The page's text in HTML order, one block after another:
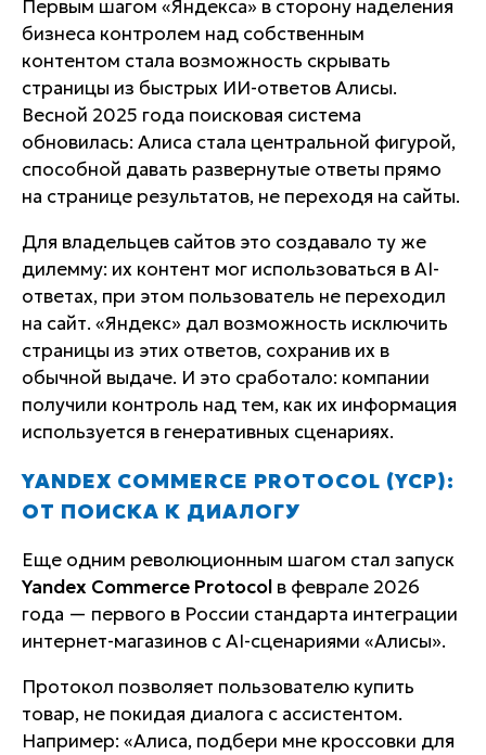
Первым шагом «Яндекса» в сторону наделения
бизнеса контролем над собственным
контентом стала возможность скрывать
страницы из быстрых ИИ-ответов Алисы.
Весной 2025 года поисковая система
обновилась: Алиса стала центральной фигурой,
способной давать развернутые ответы прямо
на странице результатов, не переходя на сайты.
Для владельцев сайтов это создавало ту же
дилемму: их контент мог использоваться в AI-
ответах, при этом пользователь не переходил
на сайт. «Яндекс» дал возможность исключить
страницы из этих ответов, сохранив их в
обычной выдаче. И это сработало: компании
получили контроль над тем, как их информация
используется в генеративных сценариях.
YANDEX COMMERCE PROTOCOL (YCP):
ОТ ПОИСКА К ДИАЛОГУ
Еще одним революционным шагом стал запуск
Yandex Commerce Protocol в феврале 2026
года — первого в России стандарта интеграции
интернет-магазинов с AI-сценариями «Алисы».
Протокол позволяет пользователю купить
товар, не покидая диалога с ассистентом.
Например: «Алиса, подбери мне кроссовки для